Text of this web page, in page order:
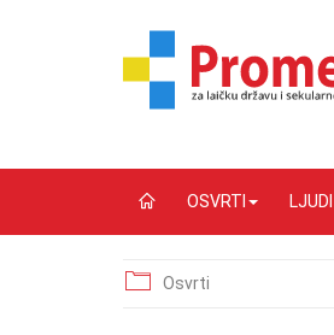
OSVRTI
Osvrti